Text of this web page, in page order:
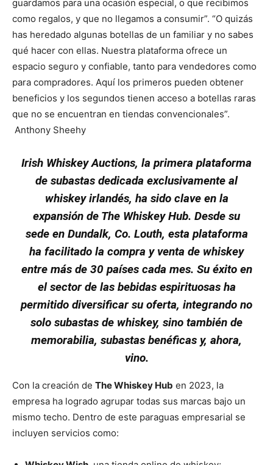
guardamos para una ocasión especial, o que recibimos
como regalos, y que no llegamos a consumir”. “O quizás
has heredado algunas botellas de un familiar y no sabes
qué hacer con ellas. Nuestra plataforma ofrece un
espacio seguro y confiable, tanto para vendedores como
para compradores. Aquí los primeros pueden obtener
beneficios y los segundos tienen acceso a botellas raras
que no se encuentran en tiendas convencionales”.
Anthony Sheehy
Irish Whiskey Auctions, la primera plataforma
de subastas dedicada exclusivamente al
whiskey irlandés, ha sido clave en la
expansión de The Whiskey Hub. Desde su
sede en Dundalk, Co. Louth, esta plataforma
ha facilitado la compra y venta de whiskey
entre más de 30 países cada mes. Su éxito en
el sector de las bebidas espirituosas ha
permitido diversificar su oferta, integrando no
solo subastas de whiskey, sino también de
memorabilia, subastas benéficas y, ahora,
vino.
Con la creación de The Whiskey Hub en 2023, la
empresa ha logrado agrupar todas sus marcas bajo un
mismo techo. Dentro de este paraguas empresarial se
incluyen servicios como: